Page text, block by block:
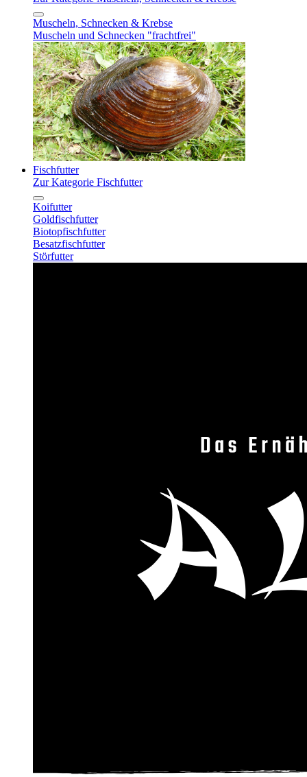
Muscheln, Schnecken & Krebse
Muscheln und Schnecken "frachtfrei"
Fischfutter
Zur Kategorie Fischfutter
Koifutter
Goldfischfutter
Biotopfischfutter
Besatzfischfutter
Störfutter